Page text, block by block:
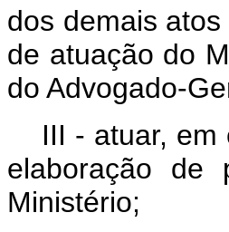
dos demais
de atuação do
do Advogado-
III - atuar,
elaboração de
Ministério;